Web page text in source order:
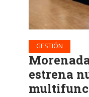
GESTIÓN
estrena